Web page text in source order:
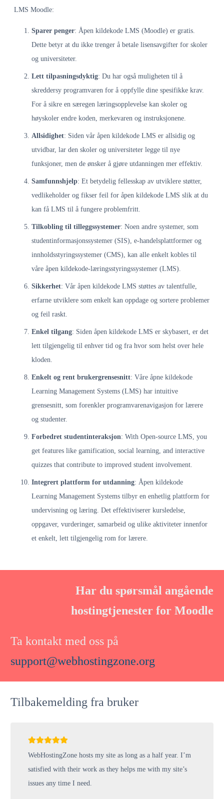
LMS Moodle:
Sparer penger: Åpen kildekode LMS (Moodle) er gratis.
Dette betyr at du ikke trenger å betale lisensavgifter for skoler
og universiteter.
Lett tilpasningsdyktig: Du har også muligheten til å
skreddersy programvaren for å oppfylle dine spesifikke krav.
For å sikre en særegen læringsopplevelse kan skoler og
høyskoler endre koden, merkevaren og instruksjonene.
Allsidighet: Siden vår åpen kildekode LMS er allsidig og
utvidbar, lar den skoler og universiteter legge til nye
funksjoner, men de ønsker å gjøre utdanningen mer effektiv.
Samfunnshjelp: Et betydelig fellesskap av utviklere støtter,
vedlikeholder og fikser feil for åpen kildekode LMS slik at du
kan få LMS til å fungere problemfritt.
Tilkobling til tilleggssystemer: Noen andre systemer, som
studentinformasjonssystemer (SIS), e-handelsplattformer og
innholdsstyringssystemer (CMS), kan alle enkelt kobles til
våre åpen kildekode-læringsstyringssystemer (LMS).
Sikkerhet: Vår åpen kildekode LMS støttes av talentfulle,
erfarne utviklere som enkelt kan oppdage og sortere problemer
og feil raskt.
Enkel tilgang: Siden åpen kildekode LMS er skybasert, er det
lett tilgjengelig til enhver tid og fra hvor som helst over hele
kloden.
Enkelt og rent brukergrensesnitt: Våre åpne kildekode
Learning Management Systems (LMS) har intuitive
grensesnitt, som forenkler programvarenavigasjon for lærere
og studenter.
Forbedret studentinteraksjon: With Open-source LMS, you
get features like gamification, social learning, and interactive
quizzes that contribute to improved student involvement.
Integrert plattform for utdanning: Åpen kildekode
Learning Management Systems tilbyr en enhetlig plattform for
undervisning og læring. Det effektiviserer kursledelse,
oppgaver, vurderinger, samarbeid og ulike aktiviteter innenfor
et enkelt, lett tilgjengelig rom for lærere.
Har du spørsmål angående
hostingtjenester for Moodle
Ta kontakt med oss ​​på
support@webhostingzone.org
Tilbakemelding fra bruker
WebHostingZone hosts my site as long as a half year. I’m
satisfied with their work as they helps me with my site’s
issues any time I need.